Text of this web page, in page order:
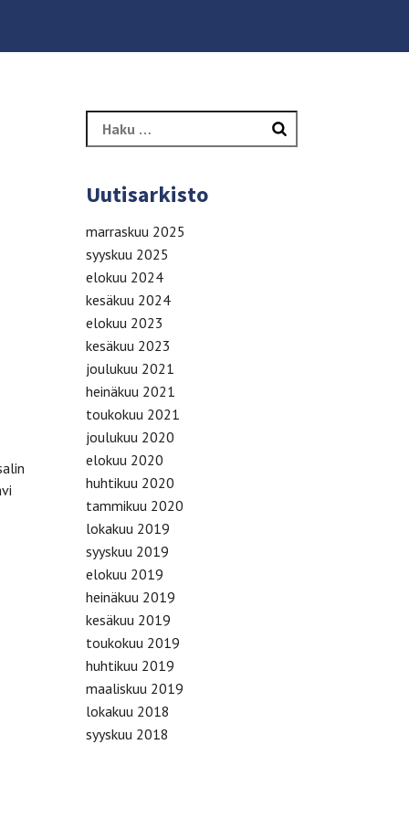
Haku:
Uutisarkisto
marraskuu 2025
syyskuu 2025
elokuu 2024
kesäkuu 2024
elokuu 2023
kesäkuu 2023
joulukuu 2021
heinäkuu 2021
toukokuu 2021
joulukuu 2020
elokuu 2020
huhtikuu 2020
tammikuu 2020
lokakuu 2019
syyskuu 2019
elokuu 2019
heinäkuu 2019
kesäkuu 2019
toukokuu 2019
huhtikuu 2019
maaliskuu 2019
lokakuu 2018
syyskuu 2018